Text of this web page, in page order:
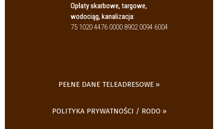
Opłaty skarbowe, targowe,
wodociąg, kanalizacja:
75 1020 4476 0000 8902 0094 6004
PEŁNE DANE TELEADRESOWE
POLITYKA PRYWATNOŚCI / RODO